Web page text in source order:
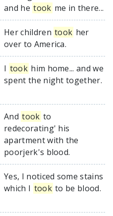
and he took me in there...
Her children took her
over to America.
I took him home... and we
spent the night together.
And took to
redecorating' his
apartment with the
poorjerk's blood.
Yes, I noticed some stains
which I took to be blood.